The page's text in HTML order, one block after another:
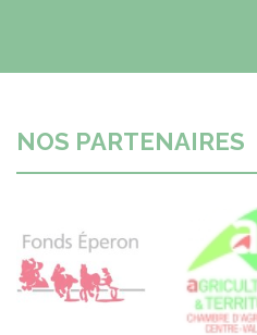
NOS PARTENAIRES